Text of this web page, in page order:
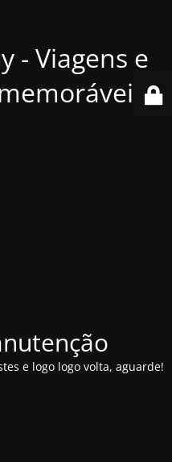
- Viagens e
e logo logo volta, aguarde!